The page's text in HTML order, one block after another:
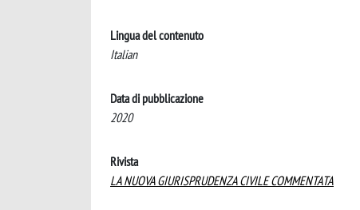
Lingua del contenuto
Italian
Data di pubblicazione
2020
Rivista
LA NUOVA GIURISPRUDENZA CIVILE COMMENTATA